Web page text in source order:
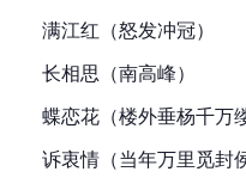
满江红（怒发冲冠）
长相思（南高峰）
蝶恋花（楼外垂杨千万
诉衷情（当年万里觅封